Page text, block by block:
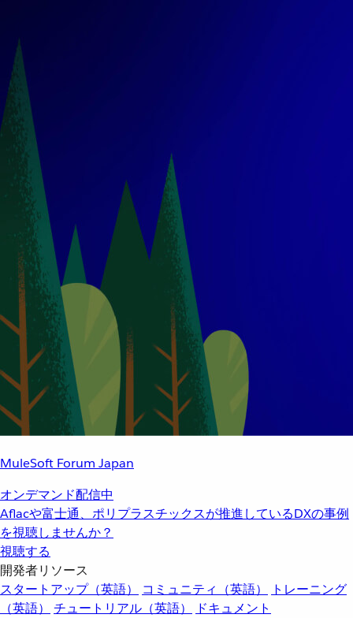
MuleSoft Forum Japan
オンデマンド配信中
Aflacや富士通、ポリプラスチックスが推進しているDXの事例
を視聴しませんか？
視聴する
開発者リソース
スタートアップ（英語）
コミュニティ（英語）
トレーニング
（英語）
チュートリアル（英語）
ドキュメント